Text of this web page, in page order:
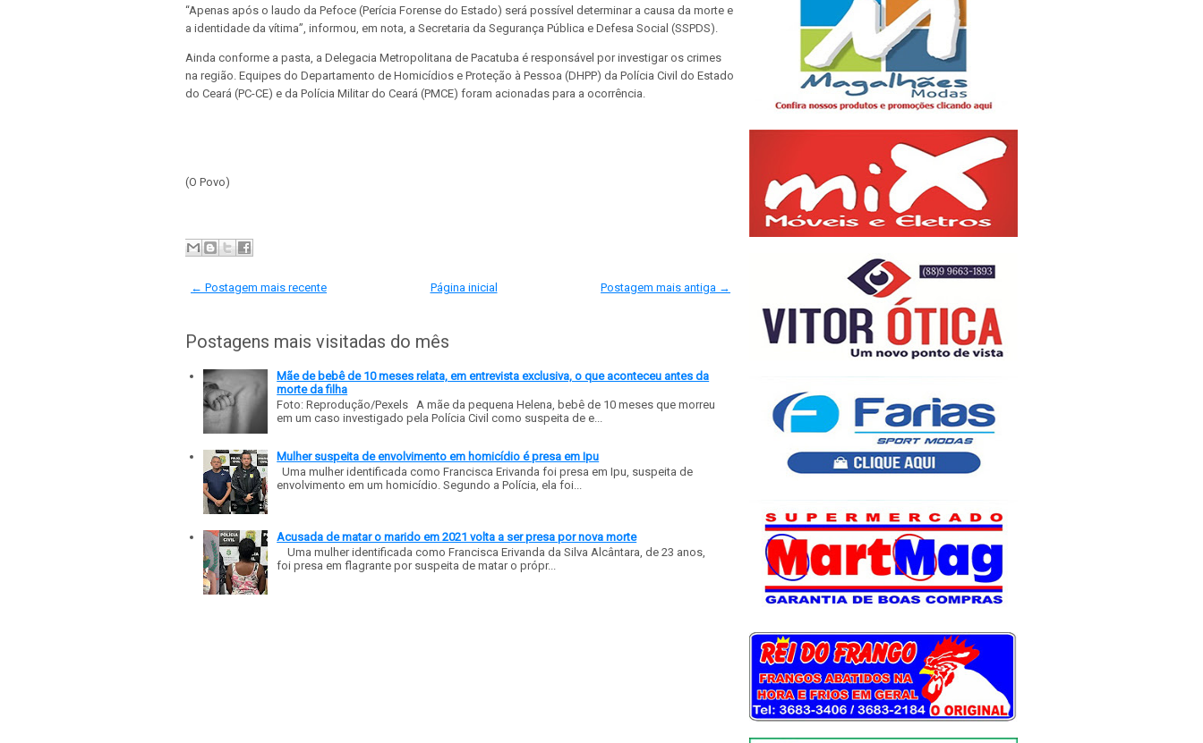
“Apenas após o laudo da Pefoce (Perícia Forense do Estado) será possível determinar a causa da morte e
a identidade da vítima”, informou, em nota, a Secretaria da Segurança Pública e Defesa Social (SSPDS).
Ainda conforme a pasta, a Delegacia Metropolitana de Pacatuba é responsável por investigar os crimes
na região. Equipes do Departamento de Homicídios e Proteção à Pessoa (DHPP) da Polícia Civil do Estado
do Ceará (PC-CE) e da Polícia Militar do Ceará (PMCE) foram acionadas para a ocorrência.
(O Povo)
← Postagem mais recente Postagem mais antiga →
Página inicial
Postagens mais visitadas do mês
Mãe de bebê de 10 meses relata, em entrevista exclusiva, o que aconteceu antes da
morte da filha
Foto: Reprodução/Pexels A mãe da pequena Helena, bebê de 10 meses que morreu
em um caso investigado pela Polícia Civil como suspeita de e...
Mulher suspeita de envolvimento em homicídio é presa em Ipu
Uma mulher identificada como Francisca Erivanda foi presa em Ipu, suspeita de
envolvimento em um homicídio. Segundo a Polícia, ela foi...
Acusada de matar o marido em 2021 volta a ser presa por nova morte
Uma mulher identificada como Francisca Erivanda da Silva Alcântara, de 23 anos,
foi presa em flagrante por suspeita de matar o própr...